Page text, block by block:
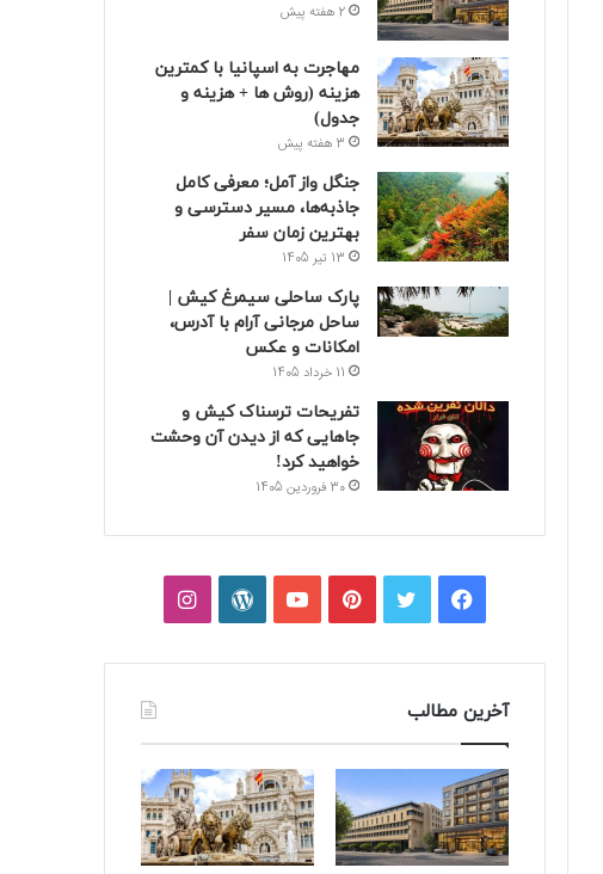
2 هفته پیش
مهاجرت به اسپانیا با کمترین
هزینه (روش ها + هزینه و
جدول)
3 هفته پیش
جنگل واز آمل؛ معرفی کامل
جاذبه‌ها، مسیر دسترسی و
بهترین زمان سفر
13 تیر 1405
پارک ساحلی سیمرغ کیش |
ساحل مرجانی آرام با آدرس،
امکانات و عکس
11 خرداد 1405
تفریحات ترسناک کیش و
جاهایی که از دیدن آن وحشت
خواهید کرد!
30 فروردین 1405
فیسبوکتوییترپینتریستیوتیوبوردپرساینستاگرام
آخرین مطالب